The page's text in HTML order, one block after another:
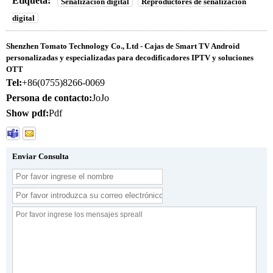
digital
Shenzhen Tomato Technology Co., Ltd - Cajas de Smart TV Android
personalizadas y especializadas para decodificadores IPTV y soluciones
OTT
Tel:+86(0755)8266-0069
Persona de contacto:JoJo
Show pdf:Pdf
Enviar Consulta